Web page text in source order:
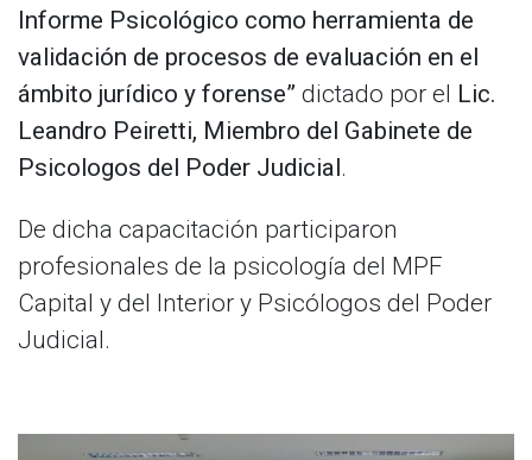
Informe Psicológico como herramienta de
validación de procesos de evaluación en el
ámbito jurídico y forense” dictado por el Lic.
Leandro Peiretti, Miembro del Gabinete de
Psicologos del Poder Judicial .
De dicha capacitación participaron
profesionales de la psicología del MPF
Capital y del Interior y Psicólogos del Poder
Judicial.